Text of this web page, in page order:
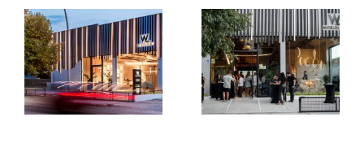
Showroom
de
iluminación
Mallorca
MVRDV
protagonista
de una
jornada
única en
Palma